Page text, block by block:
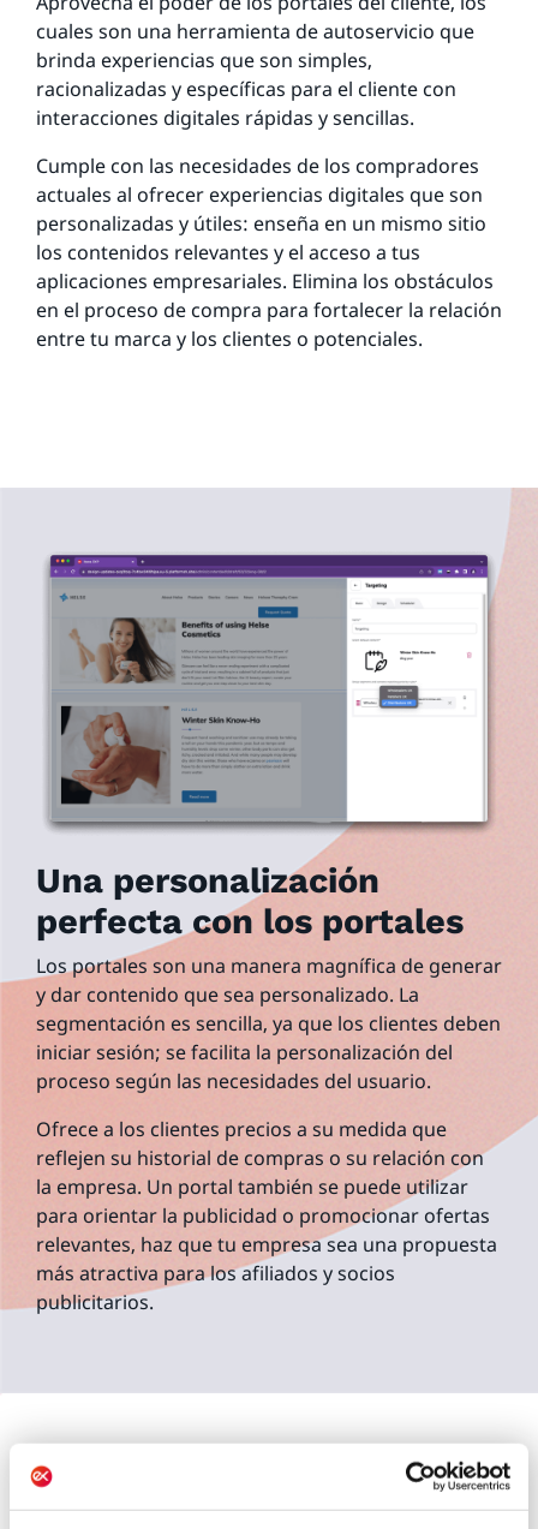
cuales son una herramienta de autoservicio que
brinda experiencias que son simples,
racionalizadas y específicas para el cliente con
interacciones digitales rápidas y sencillas.
Cumple con las necesidades de los compradores
actuales al ofrecer experiencias digitales que son
personalizadas y útiles: enseña en un mismo sitio
los contenidos relevantes y el acceso a tus
aplicaciones empresariales. Elimina los obstáculos
en el proceso de compra para fortalecer la relación
entre tu marca y los clientes o potenciales.
Una personalización
perfecta con los portales
Los portales son una manera magnífica de generar
y dar contenido que sea personalizado. La
segmentación es sencilla, ya que los clientes deben
iniciar sesión; se facilita la personalización del
proceso según las necesidades del usuario.
Ofrece a los clientes precios a su medida que
reflejen su historial de compras o su relación con
la empresa. Un portal también se puede utilizar
para orientar la publicidad o promocionar ofertas
relevantes, haz que tu empresa sea una propuesta
más atractiva para los afiliados y socios
publicitarios.